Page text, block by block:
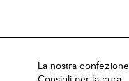
La nostra confezione